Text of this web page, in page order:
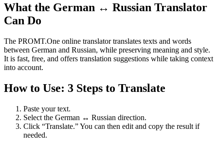
What the German ↔ Russian Translator
Can Do
The PROMT.One online translator translates texts and words
between German and Russian, while preserving meaning and style.
It is fast, free, and offers translation suggestions while taking context
into account.
How to Use: 3 Steps to Translate
Paste your text.
Select the German ↔ Russian direction.
Click “Translate.” You can then edit and copy the result if
needed.